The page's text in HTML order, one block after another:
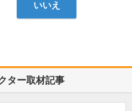
いいえ
ター取材記事